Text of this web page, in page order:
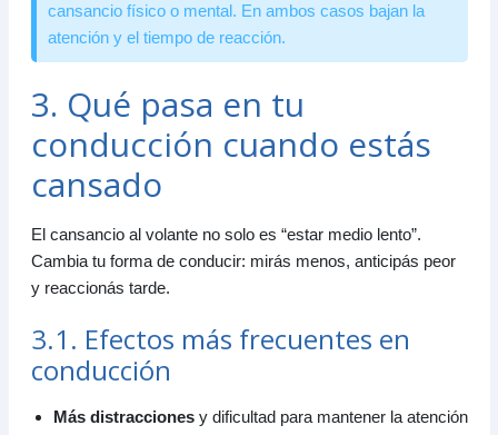
cansancio físico o mental. En ambos casos bajan la
atención y el tiempo de reacción.
3. Qué pasa en tu
conducción cuando estás
cansado
El cansancio al volante no solo es “estar medio lento”.
Cambia tu forma de conducir: mirás menos, anticipás peor
y reaccionás tarde.
3.1. Efectos más frecuentes en
conducción
Más distraccionesy dificultad para mantener la atención